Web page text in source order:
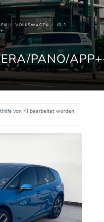
VOLKSWAGEN
ID.3
PANO/
von KI bearbeitet worden